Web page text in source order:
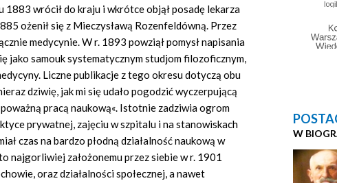
1883 wrócił do kraju i wkrótce objął posadę lekarza
ożenił się z Mieczysławą Rozenfeldówną. Przez
medycynie. W r. 1893 powziął pomysł napisania
jako samouk systematycznym studjom filozoficznym,
Liczne publikacje z tego okresu dotyczą obu
dziwię, jak mi się udało pogodzić wyczerpującą
pracą naukową«. Istotnie zadziwia ogrom
prywatnej, zajęciu w szpitalu i na stanowiskach
czas na bardzo płodną działalność naukową w
najgorliwiej założonemu przez siebie w r. 1901
oraz działalności społecznej, a nawet
W